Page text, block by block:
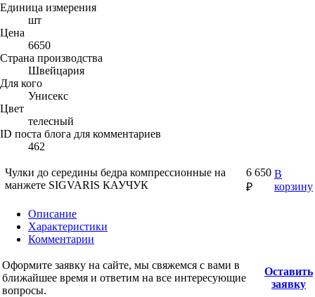
Единица измерения
шт
Цена
6650
Страна производства
Швейцария
Для кого
Унисекс
Цвет
телесный
ID поста блога для комментариев
462
Чулки до середины бедра компрессионные на
манжете SIGVARIS КАУЧУК
6 650
₽
В
корзину
Описание
Характеристики
Комментарии
Оформите заявку на сайте, мы свяжемся с вами в
ближайшее время и ответим на все интересующие
вопросы.
Оставить
заявку